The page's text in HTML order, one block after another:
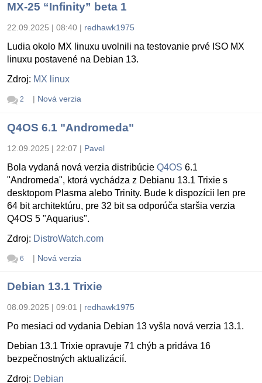
MX-25 “Infinity” beta 1
22.09.2025 | 08:40 | redhawk1975
Ludia okolo MX linuxu uvolnili na testovanie prvé ISO MX
linuxu postavené na Debian 13.
Zdroj: MX linux
2 | Nová verzia
Q4OS 6.1 "Andromeda"
12.09.2025 | 22:07 | Pavel
Bola vydaná nová verzia distribúcie Q4OS 6.1
"Andromeda", ktorá vychádza z Debianu 13.1 Trixie s
desktopom Plasma alebo Trinity. Bude k dispozícii len pre
64 bit architektúru, pre 32 bit sa odporúča staršia verzia
Q4OS 5 "Aquarius".
Zdroj: DistroWatch.com
6 | Nová verzia
Debian 13.1 Trixie
08.09.2025 | 09:01 | redhawk1975
Po mesiaci od vydania Debian 13 vyšla nová verzia 13.1.
Debian 13.1 Trixie opravuje 71 chýb a pridáva 16
bezpečnostných aktualizácií.
Zdroj: Debian